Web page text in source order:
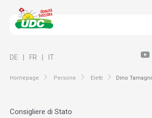
Homepage Persone Eletti Dino Tamagni
DE FR IT
Consigliere di Stato